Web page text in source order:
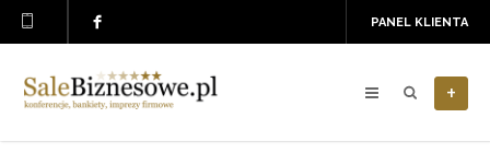
PANEL KLIENTA
+